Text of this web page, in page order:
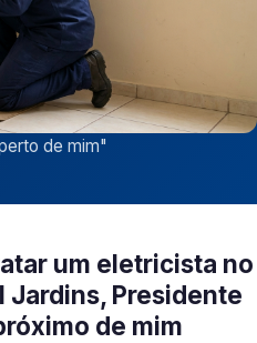
de mim"
um eletricista no
Jardins, Presidente
de mim